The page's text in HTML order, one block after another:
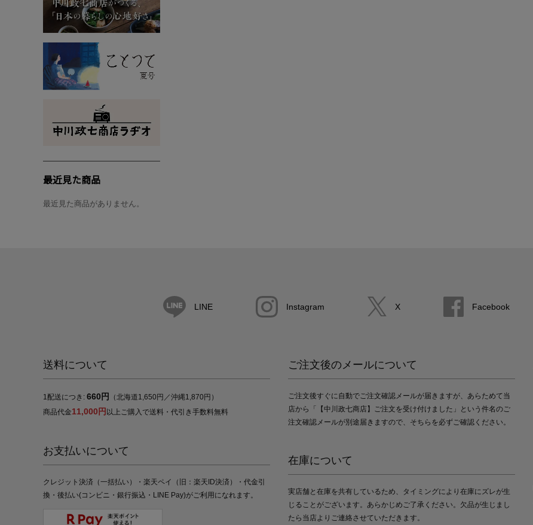
最近見た商品
最近見た商品がありません。
LINE Instagram X Facebook
送料について
1配送につき: 660円
（北海道1,650円／沖縄1,870円）
商品代金11,000円 以上ご購入で送料・代引き手数料無料
お支払いについて
クレジット決済（一括払い）・楽天ペイ（旧：楽天ID決済）・代金引
換・後払い(コンビニ・銀行振込・LINE Pay)がご利用になれます。
ご注文後のメールについて
ご注文後すぐに自動でご注文確認メールが届きますが、あらためて当
店から「【中川政七商店】ご注文を受け付けました」という件名のご
注文確認メールが別途届きますので、そちらを必ずご確認ください。
在庫について
実店舗と在庫を共有しているため、タイミングにより在庫にズレが生
じることがございます。あらかじめご了承ください。欠品が生じまし
たら当店よりご連絡させていただきます。